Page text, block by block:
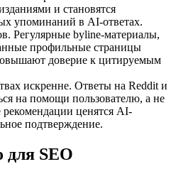
и становятся
упоминаний в AI‑ответах.
Регулярные byline‑материалы,
профильные страницы
доверие к цитируемым
искренне. Ответы на Reddit и
на помощи пользователю, а не
рекомендации ценятся AI-
подтверждение.
для SEO